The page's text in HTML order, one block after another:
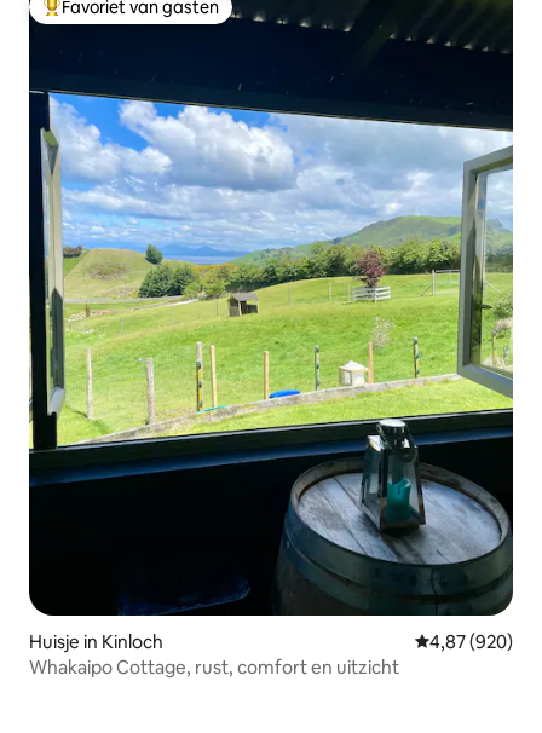
Topfavoriet van gasten
Favoriet van gasten
Huisje in Kinloch Gemiddelde
4,87 (920)
Whakaipo Cottage, rust, comfort en uitzicht